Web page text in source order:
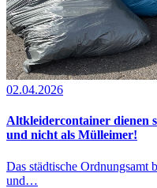
02.04.2026
Altkleidercontainer dienen
und nicht als Mülleimer!
Das städtische Ordnungsamt
und…